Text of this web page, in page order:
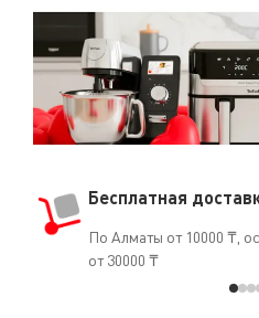
Бесплатная
По Алматы от 10000 ₸,
от 30000 ₸